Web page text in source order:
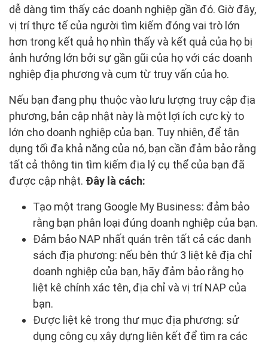
dễ dàng tìm thấy các doanh nghiệp gần đó. Giờ đây,
vị trí thực tế của người tìm kiếm đóng vai trò lớn
hơn trong kết quả họ nhìn thấy và kết quả của họ bị
ảnh hưởng lớn bởi sự gần gũi của họ với các doanh
nghiệp địa phương và cụm từ truy vấn của họ.
Nếu bạn đang phụ thuộc vào lưu lượng truy cập địa
phương, bản cập nhật này là một lợi ích cực kỳ to
lớn cho doanh nghiệp của bạn. Tuy nhiên, để tận
dụng tối đa khả năng của nó, bạn cần đảm bảo rằng
tất cả thông tin tìm kiếm địa lý cụ thể của bạn đã
được cập nhật. Đây là cách:
Tạo một trang Google My Business: đảm bảo
rằng bạn phân loại đúng doanh nghiệp của bạn.
Đảm bảo NAP nhất quán trên tất cả các danh
sách địa phương: nếu bên thứ 3 liệt kê địa chỉ
doanh nghiệp của bạn, hãy đảm bảo rằng họ
liệt kê chính xác tên, địa chỉ và vị trí NAP của
bạn.
Được liệt kê trong thư mục địa phương: sử
dụng công cụ xây dựng liên kết để tìm ra các